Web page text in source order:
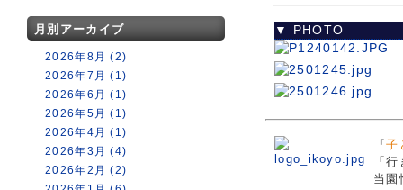
月別アーカイブ
2026年8月 (2)
2026年7月 (1)
2026年6月 (1)
2026年5月 (1)
2026年4月 (1)
2026年3月 (4)
2026年2月 (2)
▼ PHOTO
『子
「
当園